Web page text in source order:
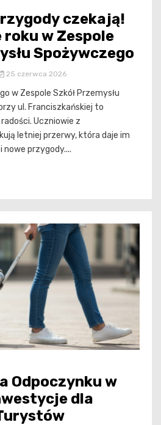
czekają!
roku w Zespole
Spożywczego
25 czerwca 2026
w Zespole Szkół Przemysłu
ul. Franciszkańskiej to
Uczniowie z
letniej przerwy, która daje im
nowe przygody....
Odpoczynku w
dla